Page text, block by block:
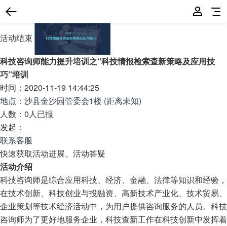
活动结束
科技咨询师能力提升培训之“科技情报检索查新策略及应用技
巧”培训
时间：2020-11-19 14:44:25
地点： 沙县金沙园管委会1楼 (距离未知)
人数：0人已报
发起：
联系客服
快速获取活动进展、活动答疑
活动介绍
科技咨询师是综合应用科技、经济、金融、法律等知识和经验，
在技术创新、科技创业与投融资、高新技术产业化、技术贸易、
企业策划等技术经济活动中，为用户提供咨询服务的人员。科技
咨询师为了更好地服务企业，科技查新工作在科技创新中发挥着